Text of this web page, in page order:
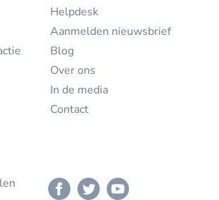
English
Helpdesk
Aanmelden nieuwsbrief
Blog
Over ons
In de media
Contact